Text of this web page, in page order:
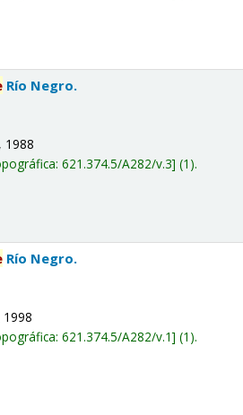
Río Negro.
, 1988
621.374.5/A282/v.3 (1).
Río Negro.
1998
621.374.5/A282/v.1 (1).